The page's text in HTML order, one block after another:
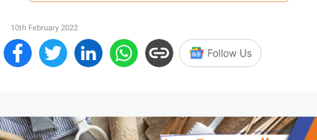
10th February 2022